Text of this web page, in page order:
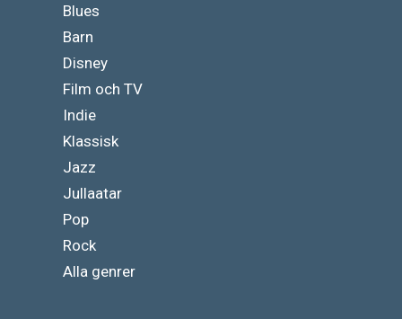
Blues
Barn
Disney
Film och TV
Indie
Klassisk
Jazz
Jullaatar
Pop
Rock
Alla genrer